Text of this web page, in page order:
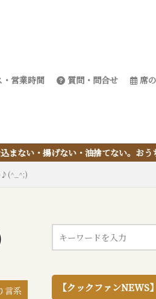
・営業時間 質問・問合せ 席
い。おうちで『とんかつ』は簡単に
♪(^_^;)
言系 【クックファンNEWS】